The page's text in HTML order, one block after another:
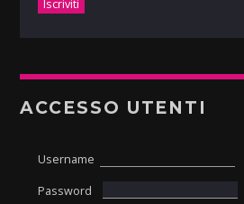
ACCESSO UTENTI
Username
Password